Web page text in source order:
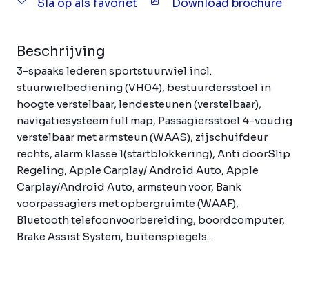
Sla op als favoriet Download brochure
Beschrijving
3-spaaks lederen sportstuurwiel incl.
stuurwielbediening (VH04), bestuurdersstoel in
hoogte verstelbaar, lendesteunen (verstelbaar),
navigatiesysteem full map, Passagiersstoel 4-voudig
verstelbaar met armsteun (WAAS), zijschuifdeur
rechts, alarm klasse 1(startblokkering), Anti doorSlip
Regeling, Apple Carplay/ Android Auto, Apple
Carplay/Android Auto, armsteun voor, Bank
voorpassagiers met opbergruimte (WAAF),
Bluetooth telefoonvoorbereiding, boordcomputer,
Brake Assist System, buitenspiegels...